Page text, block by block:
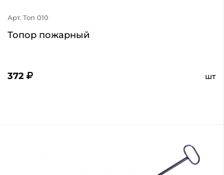
Арт. Топ 010
Топор пожарный
372 шт